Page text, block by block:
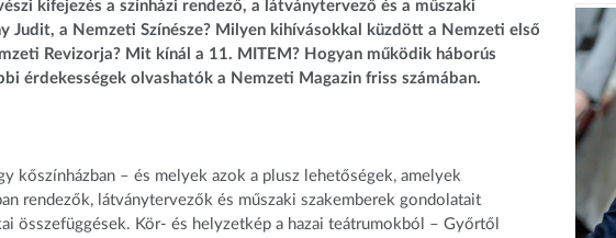
kifejezés a színházi rendező, a látványtervező és a műszaki
Judit, a Nemzeti Színésze? Milyen kihívásokkal küzdött a Nemzeti első
Revizorja? Mit kínál a 11. MITEM? Hogyan működik háborús
érdekességek olvashatók a Nemzeti Magazin friss számában.
kőszínházban – és melyek azok a plusz lehetőségek, amelyek
rendezők, látványtervezők és műszaki szakemberek gondolatait
összefüggések. Kör- és helyzetkép a hazai teátrumokból – Győrtől